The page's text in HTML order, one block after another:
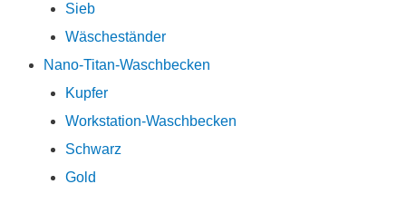
Sieb
Wäscheständer
Nano-Titan-Waschbecken
Kupfer
Workstation-Waschbecken
Schwarz
Gold